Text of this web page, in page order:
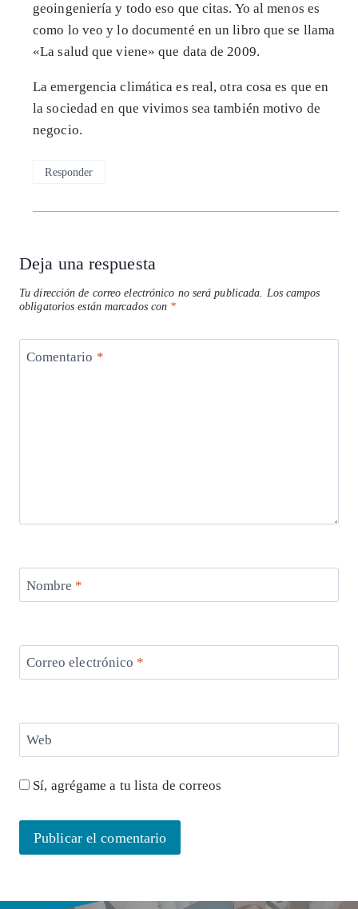
geoingeniería y todo eso que citas. Yo al menos es
como lo veo y lo documenté en un libro que se llama
«La salud que viene» que data de 2009.
La emergencia climática es real, otra cosa es que en
la sociedad en que vivimos sea también motivo de
negocio.
Responder
Deja una respuesta
Tu dirección de correo electrónico no será publicada. Los campos
obligatorios están marcados con *
Comentario *
Nombre *
Correo electrónico *
Web
Sí, agrégame a tu lista de correos